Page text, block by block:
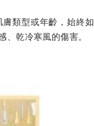
類型或年齡，始終如
乾冷寒風的傷害。